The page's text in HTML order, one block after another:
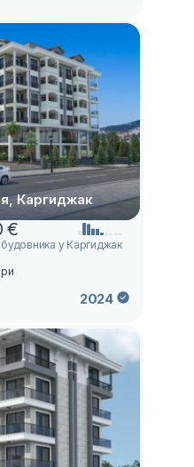
Каргиджак
€
у Каргиджак
2024